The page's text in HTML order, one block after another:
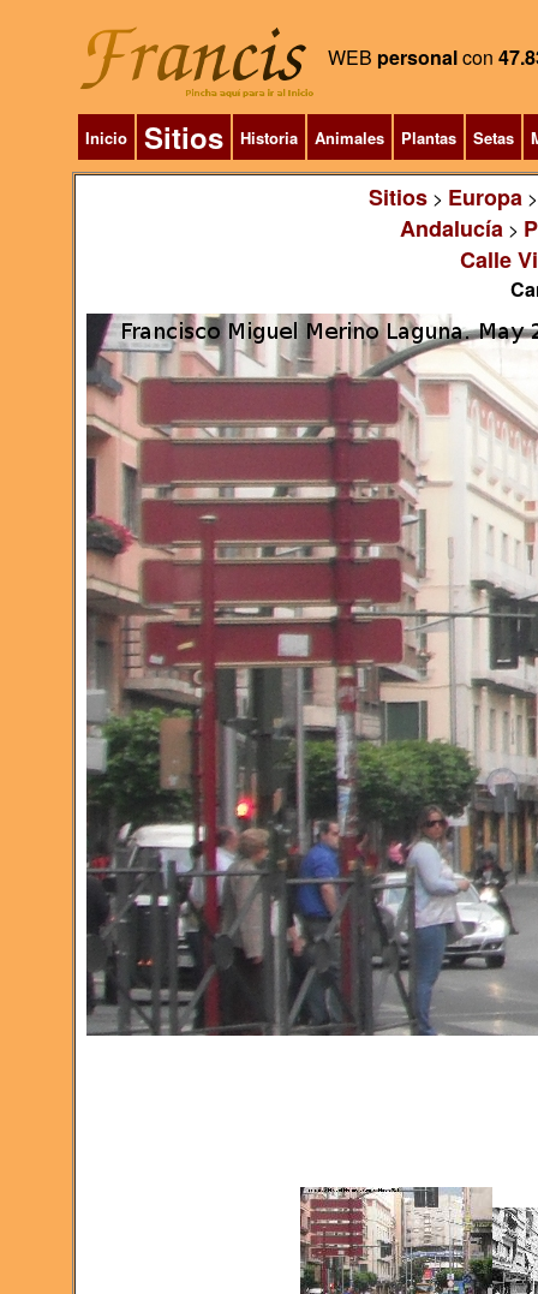
WEB personalcon
Inicio Sitios Historia Animales Plantas Setas
Sitios> Europa
Andalucía >
Calle